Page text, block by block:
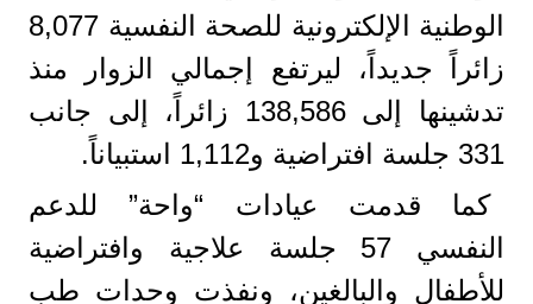
الوطنية الإلكترونية للصحة النفسية 8,077
زائراً جديداً، ليرتفع إجمالي الزوار منذ
تدشينها إلى 138,586 زائراً، إلى جانب
331 جلسة افتراضية و1,112 استبياناً.
كما قدمت عيادات “واحة” للدعم
النفسي 57 جلسة علاجية وافتراضية
للأطفال والبالغين، ونفذت وحدات طب